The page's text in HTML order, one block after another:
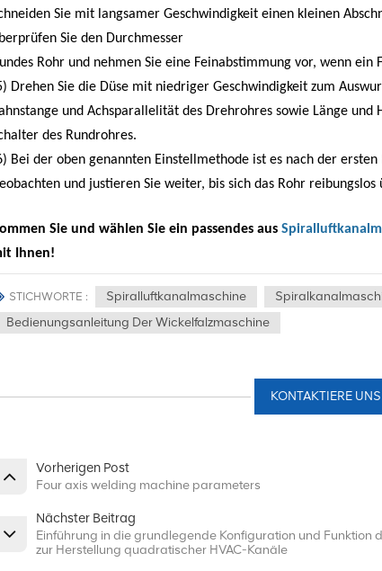
Sie mit langsamer Geschwindigkeit einen kleinen
Sie den Durchmesser
Rohr und nehmen Sie eine Feinabstimmung vor, wenn ein
Drehen Sie die Düse mit niedriger Geschwindigkeit zum
und Achsparallelität des Drehrohres sowie Länge und
des Rundrohres.
Bei der oben genannten Einstellmethode ist es nach der
und justieren Sie weiter, bis sich das Rohr reibungslos
Sie und wählen Sie ein passendes aus
Ihnen!
STICHWORTE : Spiralluftkanalmaschine
Bedienungsanleitung Der Wickelfalzmaschine
KONTAKTIERE UNS
Vorherigen Post
Four axis welding machine parameters
Nächster Beitrag
Einführung in die grundlegende Konfiguration und
zur Herstellung quadratischer HVAC-Kanäle